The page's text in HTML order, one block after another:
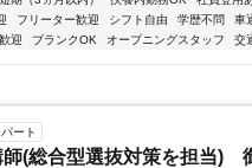
フリーター歓迎 シフト自由 学歴不問 車
迎 ブランクOK オープニングスタッフ 交
ート
師(総合型選抜対策を担当)